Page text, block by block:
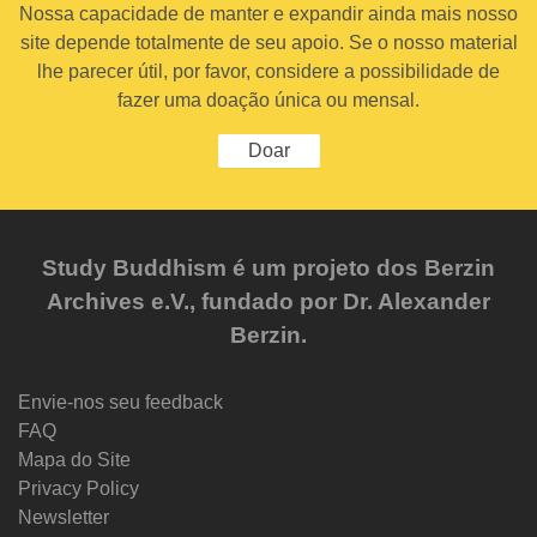
Nossa capacidade de manter e expandir ainda mais nosso
site depende totalmente de seu apoio. Se o nosso material
lhe parecer útil, por favor, considere a possibilidade de
fazer uma doação única ou mensal.
Doar
Study Buddhism é um projeto dos Berzin
Archives e.V., fundado por Dr. Alexander
Berzin.
Envie-nos seu feedback
FAQ
Mapa do Site
Privacy Policy
Newsletter